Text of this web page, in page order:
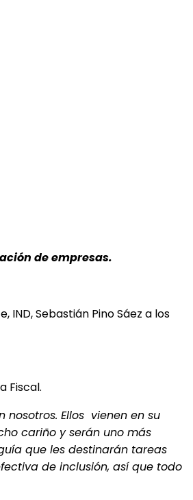
de empresas.
Sebastián Pino Sáez a los
Fiscal.
Ellos vienen en su
cariño y serán uno más
que les destinarán tareas
de inclusión, así que todo